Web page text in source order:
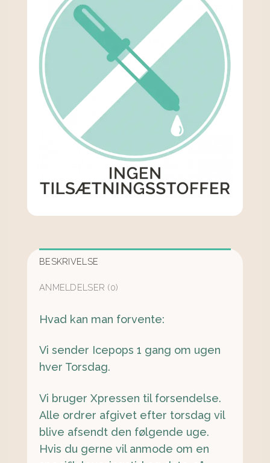
BESKRIVELSE
ANMELDELSER (0)
Hvad kan man forvente:
Vi sender Icepops 1 gang om ugen
hver Torsdag.
Vi bruger Xpressen til forsendelse.
Alle ordrer afgivet efter torsdag vil
blive afsendt den følgende uge.
Hvis du gerne vil anmode om en